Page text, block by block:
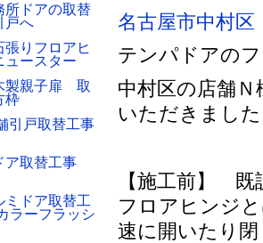
名古屋市中村
テンパドアの
中村区の店舗
いただきまし
【施工前】 既
フロアヒンジ
速に開いたり
ドアの取替
戸へ
りフロアヒ
ースター
製親子扉 取
枠
引戸取替工事
ア取替工事
ドア取替工
ラーフラッシ